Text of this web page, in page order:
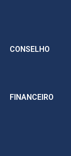
CONSELHO
FINANCEIRO